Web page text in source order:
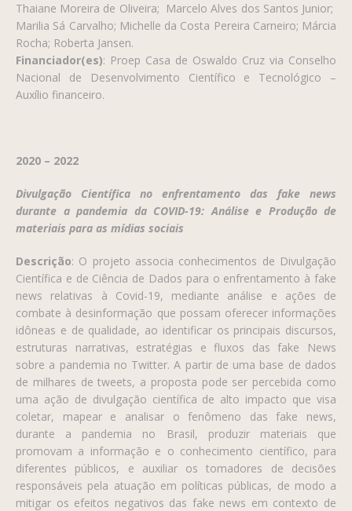
Thaiane Moreira de Oliveira; Marcelo Alves dos Santos Junior;
Marilia Sá Carvalho; Michelle da Costa Pereira Carneiro; Márcia
Rocha; Roberta Jansen.
Financiador(es): Proep Casa de Oswaldo Cruz via Conselho
Nacional de Desenvolvimento Científico e Tecnológico –
Auxílio financeiro.
2020 – 2022
Divulgação Científica no enfrentamento das fake news
durante a pandemia da COVID-19: Análise e Produção de
materiais para as mídias sociais
Descrição: O projeto associa conhecimentos de Divulgação
Científica e de Ciência de Dados para o enfrentamento à fake
news relativas à Covid-19, mediante análise e ações de
combate à desinformação que possam oferecer informações
idôneas e de qualidade, ao identificar os principais discursos,
estruturas narrativas, estratégias e fluxos das fake News
sobre a pandemia no Twitter. A partir de uma base de dados
de milhares de tweets, a proposta pode ser percebida como
uma ação de divulgação científica de alto impacto que visa
coletar, mapear e analisar o fenômeno das fake news,
durante a pandemia no Brasil, produzir materiais que
promovam a informação e o conhecimento científico, para
diferentes públicos, e auxiliar os tomadores de decisões
responsáveis pela atuação em políticas públicas, de modo a
mitigar os efeitos negativos das fake news em contexto de